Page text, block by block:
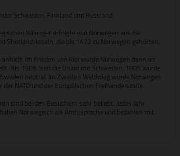
Schweden, Finnland und Russland.
Wikinger erfolgte von Norwegen aus die
Shetland-Inseln, die bis 1472 zu Norwegen gehörten.
Im Frieden von Kiel wurde Norwegen dann an
Bis 1905 hielt die Union mit Schweden, 1905 wurde
neutral. Im Zweiten Weltkrieg wurde Norwegen
NATO und der Europäischen Freihandelszone.
sind bei den Besuchern sehr beliebt. Jedes Jahr
Norwegisch als Amtssprache und bezahlen mit